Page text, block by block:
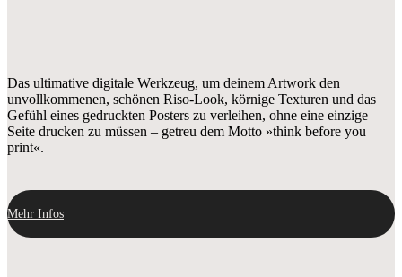
Das ultimative digitale Werkzeug, um deinem Artwork den
unvollkommenen, schönen Riso-Look, körnige Texturen und das
Gefühl eines gedruckten Posters zu verleihen, ohne eine einzige
Seite drucken zu müssen – getreu dem Motto »think before you
print«.
Mehr Infos